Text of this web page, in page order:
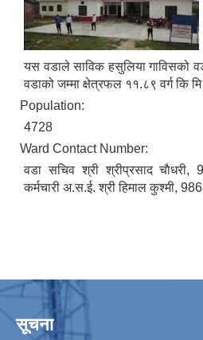
यस वडाले साविक हसुलिया गाविसको
वडाको जम्मा क्षेत्रफल ११.८९ वर्ग कि
Population:
4728
Ward Contact Number:
वडा सचिव श्री श्रीप्रसाद चाैधरी,
कर्मचारी अ.स.ई. श्री हिमाल कुश्मी,
सूचना